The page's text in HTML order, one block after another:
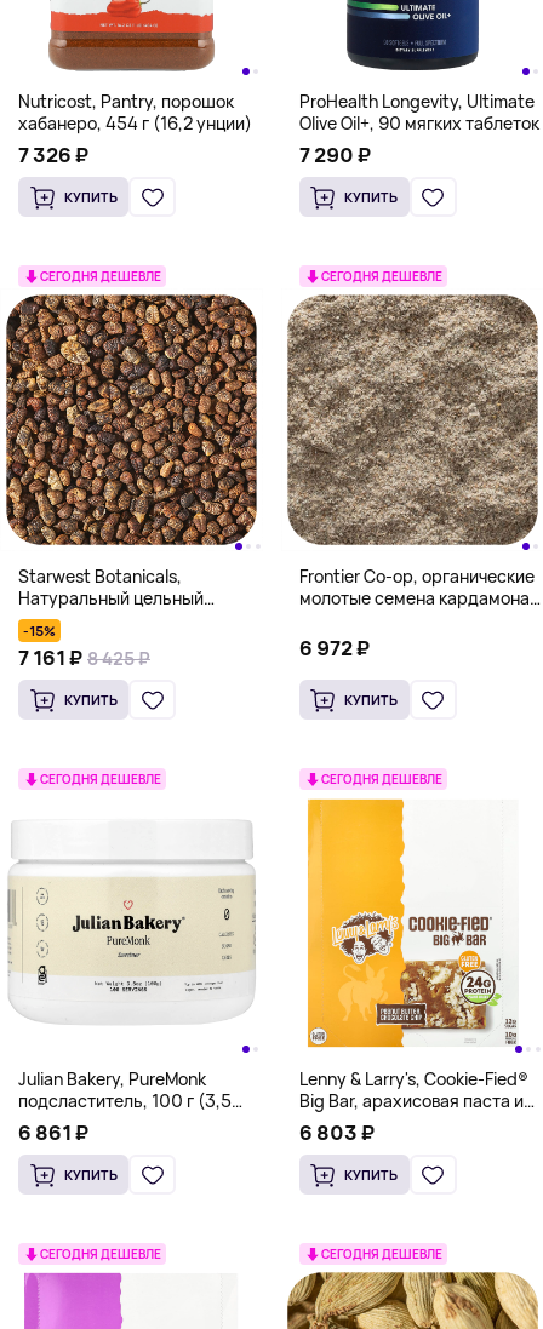
Nutricost, Pantry, порошок
хабанеро, 454 г (16,2 унции)
7 326 ₽
КУПИТЬ
ProHealth Longevity, Ultimate
Olive Oil+, 90 мягких таблеток
7 290 ₽
КУПИТЬ
СЕГОДНЯ ДЕШЕВЛЕ
Starwest Botanicals,
Натуральный цельный
кардамон без шелухи, 1 фунт
-15%
7 161 ₽ 8 425 ₽
КУПИТЬ
СЕГОДНЯ ДЕШЕВЛЕ
Frontier Co-op, органические
молотые семена кардамона,
6 972 ₽
КУПИТЬ
СЕГОДНЯ ДЕШЕВЛЕ
Julian Bakery, PureMonk
подсластитель, 100 г (3,5
унции)
6 861 ₽
КУПИТЬ
СЕГОДНЯ ДЕШЕВЛЕ
Lenny & Larry's, Cookie-Fied®
Big Bar, арахисовая паста и
шоколадная крошка, 12
батончиков по 90 г (3,17
унции)
6 803 ₽
КУПИТЬ
СЕГОДНЯ ДЕШЕВЛЕ СЕГОДНЯ ДЕШЕВЛЕ